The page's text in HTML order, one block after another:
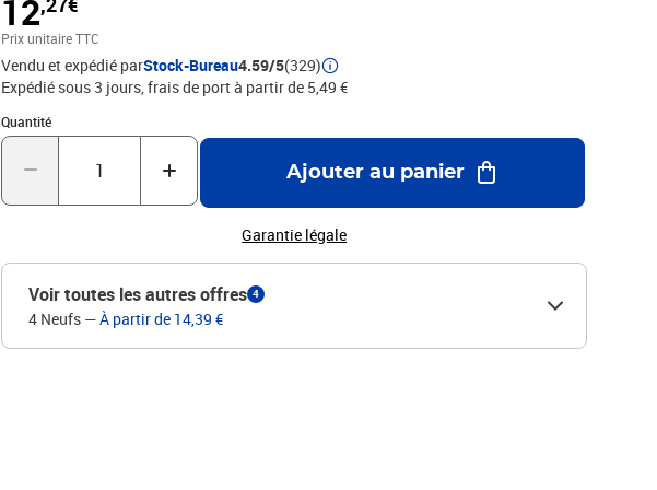
12
Prix unitaire TTC
Vendu et expédié parStock-Bureau4.59/5(329)
Expédié sous 3 jours, frais de port à partir de 5,49 €
Quantité
Quantité : 1
Ajouter au panier
Garantie légale
Voir toutes les autres offres 4
4 Neufs —À partir de 14,39 €